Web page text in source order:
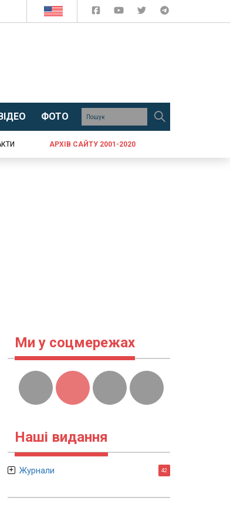
ФОТО
АРХІВ САЙТУ 2001-2020
Ми у соцмережах
Наші видання
Журнали 42